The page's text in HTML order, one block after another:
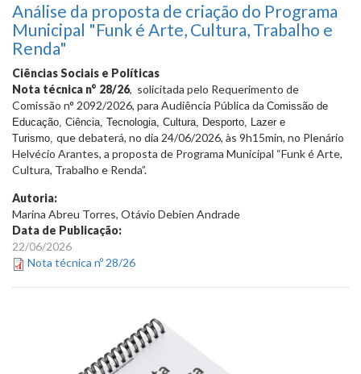
Análise da proposta de criação do Programa
Municipal "Funk é Arte, Cultura, Trabalho e
Renda"
Ciências Sociais e Políticas
Nota técnica n° 28/26, solicitada pelo Requerimento de
Comissão n° 2092/2026, para Audiência Pública da Comissão de
Educação, Ciência, Tecnologia, Cultura, Desporto, Lazer e
Turismo, que debaterá, no dia 24/06/2026, às 9h15min, no Plenário
Helvécio Arantes, a proposta de Programa Municipal “Funk é Arte,
Cultura, Trabalho e Renda”.
Autoria:
Marina Abreu Torres, Otávio Debien Andrade
Data de Publicação:
22/06/2026
Nota técnica nº 28/26